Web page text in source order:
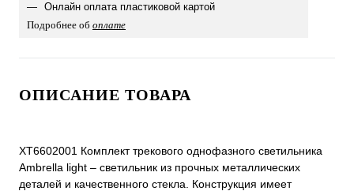
Онлайн оплата пластиковой картой
Подробнее об оплате
ОПИСАНИЕ ТОВАРА
XT6602001 Комплект трекового однофазного светильника
Ambrella light – светильник из прочных металлических
деталей и качественного стекла. Конструкция имеет